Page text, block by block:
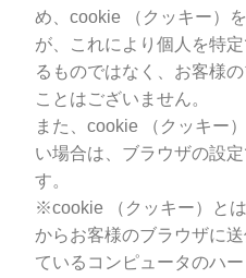
め、cookie （クッキー）
が、これにより個人を特
るものではなく、お客様
ことはございません。
また、cookie （クッキー
い場合は、ブラウザの設
す。
※cookie （クッキー）と
からお客様のブラウザに
ているコンピュータのハ